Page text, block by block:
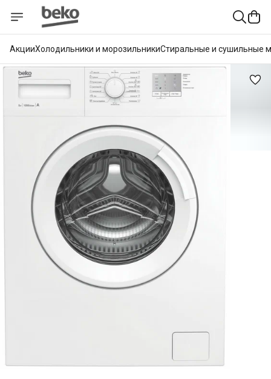
АкцииХолодильники и морозильникиСтиральные и сушильные